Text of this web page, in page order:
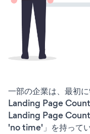
一部の企業は、最初
Landing Page
Landing Page
'no time'」を持ってい